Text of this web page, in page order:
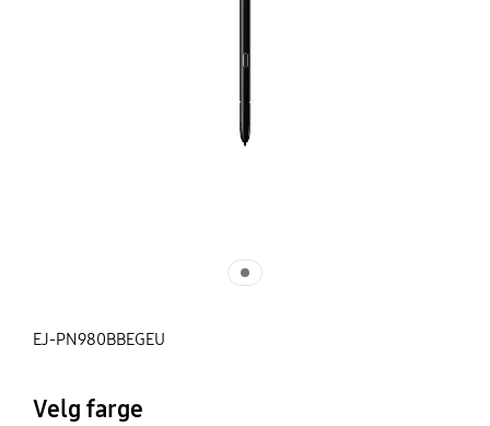
EJ-PN980BBEGEU
Velg farge